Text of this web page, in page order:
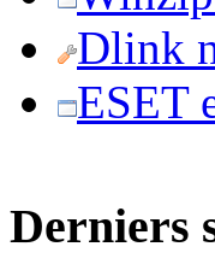
Dlink
ESET
Derniers